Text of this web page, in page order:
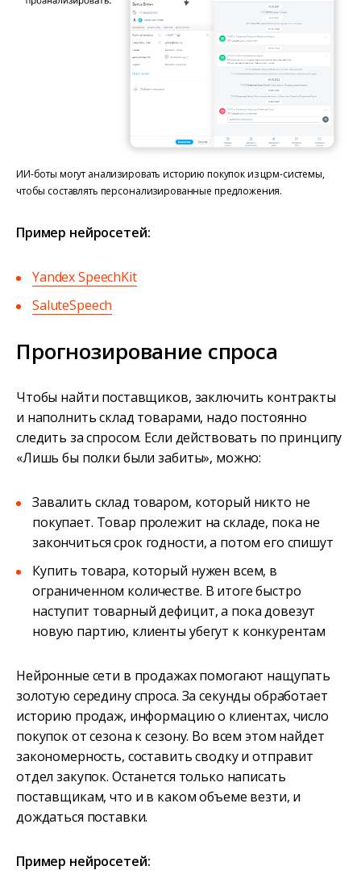
ИИ-боты могут анализировать историю покупок из црм-системы,
чтобы составлять персонализированные предложения.
Пример нейросетей:
Yandex SpeechKit
SaluteSpeech
Прогнозирование спроса
Чтобы найти поставщиков, заключить контракты
и наполнить склад товарами, надо постоянно
следить за спросом. Если действовать по принципу
«Лишь бы полки были забиты», можно:
Завалить склад товаром, который никто не
покупает. Товар пролежит на складе, пока не
закончиться срок годности, а потом его спишут
Купить товара, который нужен всем, в
ограниченном количестве. В итоге быстро
наступит товарный дефицит, а пока довезут
новую партию, клиенты убегут к конкурентам
Нейронные сети в продажах помогают нащупать
золотую середину спроса. За секунды обработает
историю продаж, информацию о клиентах, число
покупок от сезона к сезону. Во всем этом найдет
закономерность, составить сводку и отправит
отдел закупок. Останется только написать
поставщикам, что и в каком объеме везти, и
дождаться поставки.
Пример нейросетей: